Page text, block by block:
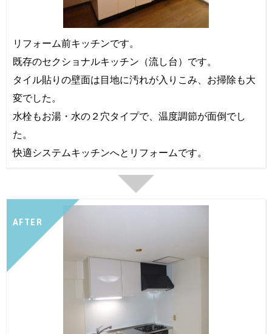
リフォーム前キッチンです。
既存のセクショナルキッチン（流し台）です。
タイル貼りの壁面は目地に汚れが入りこみ、お掃除も大
変でした。
水栓もお湯・水の２穴タイプで、温度調節が面倒でし
た。
快適システムキッチンへとリフォームです。
AFTER